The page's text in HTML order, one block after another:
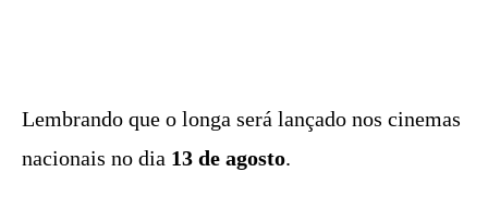
Lembrando que o longa será lançado nos cinemas
nacionais no dia 13 de agosto.